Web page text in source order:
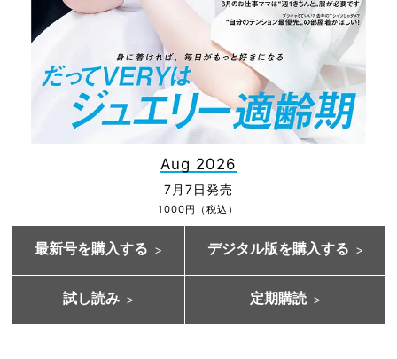
Aug 2026
7月7日発売
1000円（税込）
最新号を購入する デジタル版を購入する
試し読み 定期購読